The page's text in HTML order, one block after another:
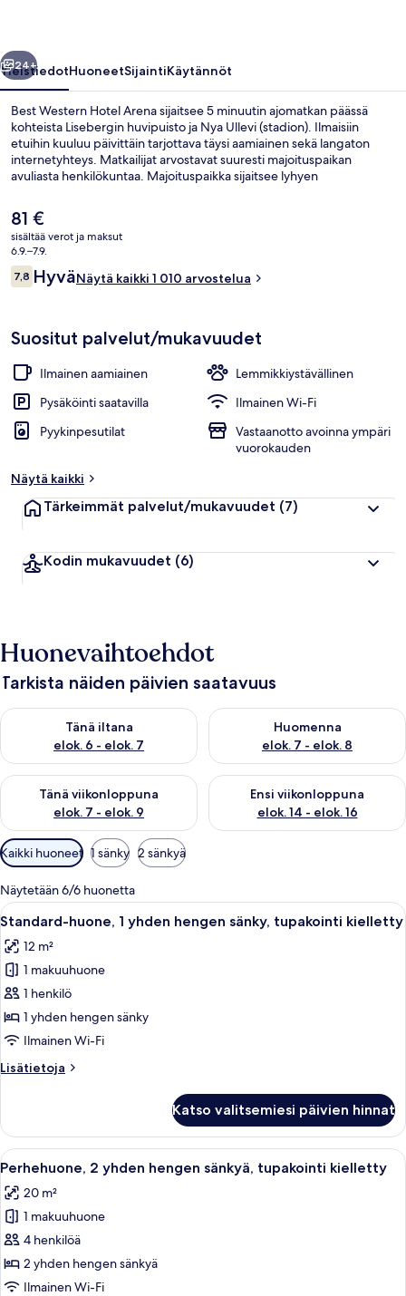
Seuraava
24+
YleistiedotHuoneetSijaintiKäytännöt
Best Western Hotel Arena sijaitsee 5 minuutin ajomatkan päässä
kohteista Lisebergin huvipuisto ja Nya Ullevi (stadion). Ilmaisiin
etuihin kuuluu päivittäin tarjottava täysi aamiainen sekä langaton
internetyhteys. Matkailijat arvostavat suuresti majoituspaikan
avuliasta henkilökuntaa. Majoituspaikka sijaitsee lyhyen
raitiovaunupysäkki sijaitsee vain muutaman askeleen päässä ja Ullevi
Södran raitiovaunupysäkki sijaitsee 7 minuutin kävelymatkan päässä.
Nykyinen
hinta
on
81 €
81 €
sisältää verot ja maksut
6.9.–7.9.
Arvostelut
7,87,8 kautta 10.
HyväNäytä kaikki 1 010 arvostelua
Suositut palvelut/mukavuudet
Ilmainen aamiainen
Lemmikkiystävällinen
Pysäköinti saatavilla
Ilmainen Wi-Fi
Pyykinpesutilat
Vastaanotto avoinna ympäri
vuorokauden
Näytä kaikki
Tärkeimmät palvelut/mukavuudet (7)
Kodin mukavuudet (6)
Huonevaihtoehdot
Tarkista näiden päivien saatavuus
Tänä iltana
elok. 6 - elok. 7
Tarkista tämän illan saatavuus elok. 6 - elok. 7
Huomenna
elok. 7 - elok. 8
Tarkista huomisen saatavuus
Tänä viikonloppuna
elok. 7 - elok. 9
Tarkista tämän viikonlopun saatavuus elok. 7 - elok. 9
Ensi viikonloppuna
elok. 14 - elok. 16
Tarkista ensi viikonlopun
Huoneille
saatavilla
olevia
suodattimia
Kaikki huoneet 1 sänky 2 sänkyä
Näytetään 6/6 huonetta
Avaa
kaikki
huonetyypin
Standard-
huone,
1
yhden
sänky,
kuvat
Työpöytä, kannettavalle
5
Standard-huone, 1 yhden hengen sänky, tupakointi kielletty
12 m²
1 makuuhuone
1 henkilö
1 yhden hengen sänky
Ilmainen Wi-Fi
Lisätietoja
Lisätietoja
1
yhden
hengen
tupakointi
kielletty
Katso valitsemiesi päivien hinnat
Avaa
kaikki
huonetyypin
Perhehuone,
2
yhden
hengen
Hotellihuone, jossa on kaksi sänkyä,
6
Perhehuone, 2 yhden hengen sänkyä, tupakointi kielletty
20 m²
1 makuuhuone
4 henkilöä
2 yhden hengen sänkyä
Ilmainen Wi-Fi